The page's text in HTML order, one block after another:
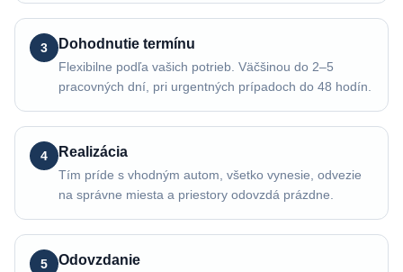
3 Dohodnutie termínu
Flexibilne podľa vašich potrieb. Väčšinou do 2–5
pracovných dní, pri urgentných prípadoch do 48 hodín.
4 Realizácia
Tím príde s vhodným autom, všetko vynesie, odvezie
na správne miesta a priestory odovzdá prázdne.
5 Odovzdanie